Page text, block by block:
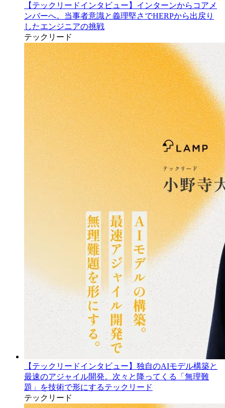
【テックリードインタビュー】インターンからコアメ
ンバーへ。当事者意識と義理堅さでHERPから出戻り
したエンジニアの挑戦
テックリード
【テックリードインタビュー】独自のAIモデル構築と
最速のアジャイル開発。次々と降ってくる「無理難
題」を技術で形にするテックリード
テックリード